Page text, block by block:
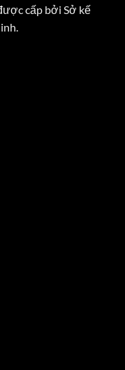
cấp bởi Sở kế